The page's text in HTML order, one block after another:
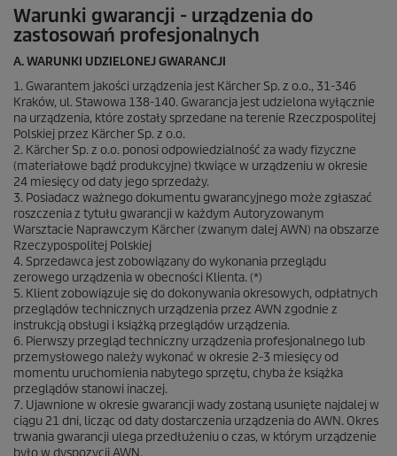
Warunki gwarancji - urządzenia do
zastosowań profesjonalnych
A. WARUNKI UDZIELONEJ GWARANCJI
1. Gwarantem jakości urządzenia jest Kärcher Sp. z o.o., 31-346
Kraków, ul. Stawowa 138-140. Gwarancja jest udzielona wyłącznie
na urządzenia, które zostały sprzedane na terenie Rzeczpospolitej
Polskiej przez Kärcher Sp. z o.o.
2. Kärcher Sp. z o.o. ponosi odpowiedzialność za wady fizyczne
(materiałowe bądź produkcyjne) tkwiące w urządzeniu w okresie
24 miesięcy od daty jego sprzedaży.
3. Posiadacz ważnego dokumentu gwarancyjnego może zgłaszać
roszczenia z tytułu gwarancji w każdym Autoryzowanym
Warsztacie Naprawczym Kärcher (zwanym dalej AWN) na obszarze
Rzeczypospolitej Polskiej
4. Sprzedawca jest zobowiązany do wykonania przeglądu
zerowego urządzenia w obecności Klienta. (*)
5. Klient zobowiązuje się do dokonywania okresowych, odpłatnych
przeglądów technicznych urządzenia przez AWN zgodnie z
instrukcją obsługi i książką przeglądów urządzenia.
6. Pierwszy przegląd techniczny urządzenia profesjonalnego lub
przemysłowego należy wykonać w okresie 2-3 miesięcy od
momentu uruchomienia nabytego sprzętu, chyba że książka
przeglądów stanowi inaczej.
7. Ujawnione w okresie gwarancji wady zostaną usunięte najdalej w
ciągu 21 dni, licząc od daty dostarczenia urządzenia do AWN. Okres
trwania gwarancji ulega przedłużeniu o czas, w którym urządzenie
było w dyspozycji AWN.